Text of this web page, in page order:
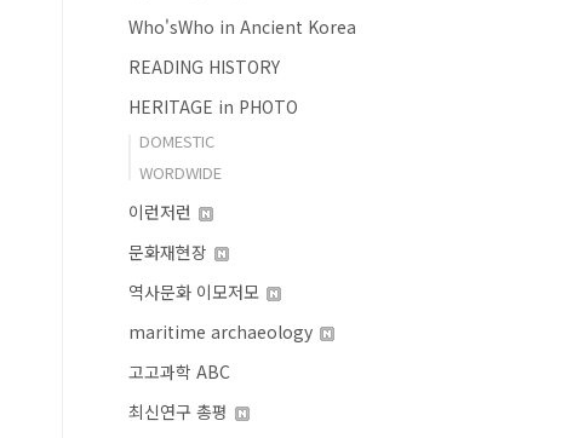
Who'sWho in Ancient Korea
READING HISTORY
HERITAGE in PHOTO
DOMESTIC
WORDWIDE
이런저런
문화재현장
역사문화 이모저모
maritime archaeology
고고과학 ABC
최신연구 총평